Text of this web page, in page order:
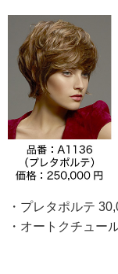
・プレタポルテ
・オートクチュー